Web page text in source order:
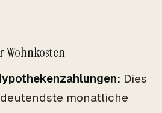
Wohnkosten
Dies
monatliche